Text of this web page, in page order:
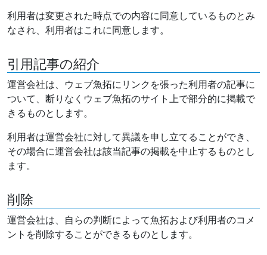
利用者は変更された時点での内容に同意しているものとみ
なされ、利用者はこれに同意します。
引用記事の紹介
運営会社は、ウェブ魚拓にリンクを張った利用者の記事に
ついて、断りなくウェブ魚拓のサイト上で部分的に掲載で
きるものとします。
利用者は運営会社に対して異議を申し立てることができ、
その場合に運営会社は該当記事の掲載を中止するものとし
ます。
削除
運営会社は、自らの判断によって魚拓および利用者のコメ
ントを削除することができるものとします。